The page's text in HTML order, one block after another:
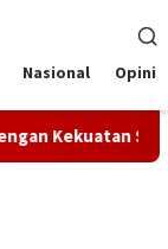
Nasional Opini
Spiritual